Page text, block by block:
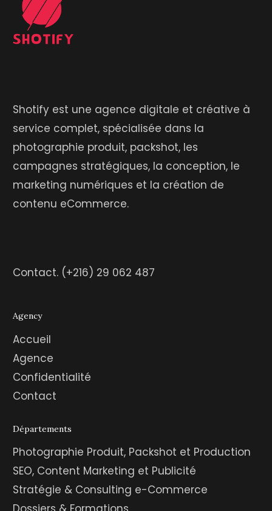
Shotify est une agence digitale et créative à
service complet, spécialisée dans la
photographie produit, packshot, les
campagnes stratégiques, la conception, le
marketing numériques et la création de
contenu eCommerce.
Contact. (+216) 29 062 487
Agency
Accueil
Agence
Confidentialité
Contact
Départements
Photographie Produit, Packshot et Production
SEO, Content Marketing et Publicité
Stratégie & Consulting e-Commerce